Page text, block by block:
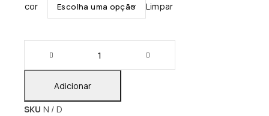
cor
Limpar
Adicionar
SKU N / D